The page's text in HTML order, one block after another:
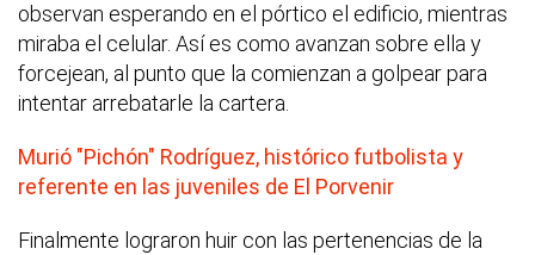
observan esperando en el pórtico el edificio, mientras
miraba el celular. Así es como avanzan sobre ella y
forcejean, al punto que la comienzan a golpear para
intentar arrebatarle la cartera.
Murió "Pichón" Rodríguez, histórico futbolista y
referente en las juveniles de El Porvenir
Finalmente lograron huir con las pertenencias de la